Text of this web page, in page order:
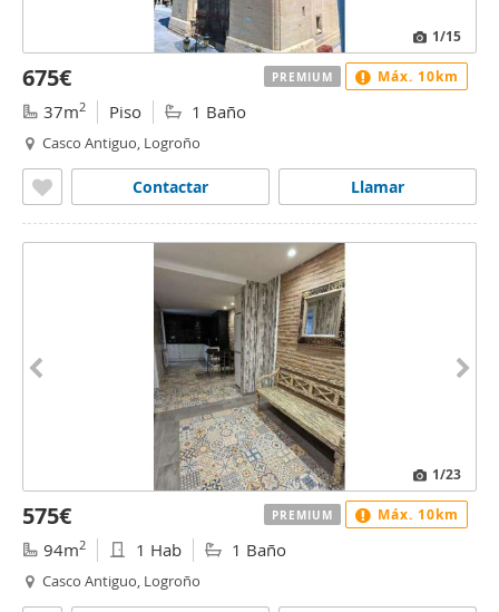
1/15
675€
37m2 Piso 1 Baño
Casco Antiguo, Logroño
Llamar
Contactar
PREMIUM Máx. 10km
1/23
575€
94m2 1 Hab 1 Baño
Casco Antiguo, Logroño
PREMIUM Máx. 10km